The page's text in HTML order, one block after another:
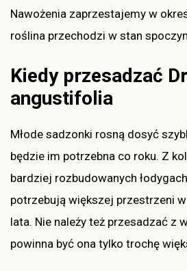
Nawożenia zaprzestajemy w
roślina przechodzi w stan
Kiedy przesadzać
angustifolia
Młode sadzonki rosną dosyć
będzie im potrzebna co roku. Z
bardziej rozbudowanych
potrzebują większej przestrzeni
lata. Nie należy też przesadzać z
powinna być ona tylko trochę